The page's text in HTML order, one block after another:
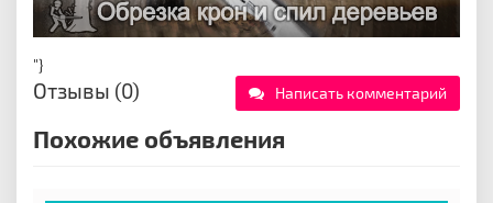
"}
Отзывы (0) Написать комментарий
Похожие объявления